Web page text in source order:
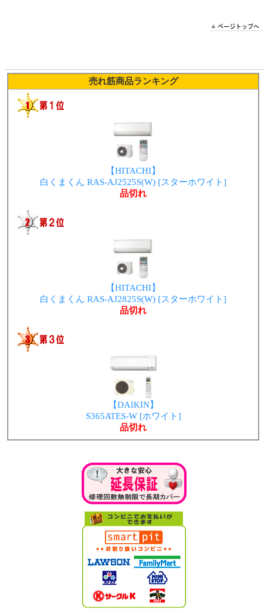
売れ筋商品ランキング
【HITACHI】
白くまくん RAS-AJ2525S(W) [スターホワイト]
品切れ
【HITACHI】
白くまくん RAS-AJ2825S(W) [スターホワイト]
品切れ
【DAIKIN】
S365ATES-W [ホワイト]
品切れ